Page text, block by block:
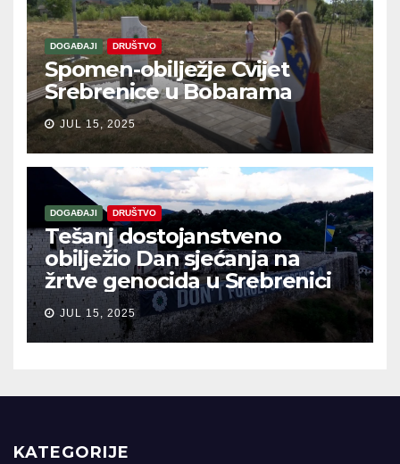
DOGAĐAJI DRUŠTVO
Spomen-obilježje Cvijet
Srebrenice u Bobarama
JUL 15, 2025
DOGAĐAJI DRUŠTVO
Tešanj dostojanstveno
obilježio Dan sjećanja na
žrtve genocida u Srebrenici
JUL 15, 2025
KATEGORIJE